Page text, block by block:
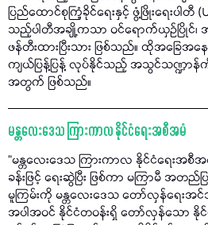
ပြည်ထောင်စုကြံ့ခိုင်ရေးနှင့် ဖွံ့ဖြိုးရေးပါ
သည့်ပါတီအချို့ကသာ ဝင်ရောက်ယှဉ်ပြိုင်
ဖန်တီးထားပြီးသား ဖြစ်သည်။ ထိုအခြေ
ကျယ်ပြန့်ပြန့် လုပ်နိုင်သည့် အသွင်သဏ္ဍာ
အတွက် ဖြစ်သည်။
မန္တလေးဒေသ ကြားကာလ နိုင်ငံရေးအစီအမံ
“မန္တလေးဒေသ ကြားကာလ နိုင်ငံရေးအစီအ
ခန်းဖြင့် ရေးဆွဲပြီး ဖြစ်ကာ မကြာမီ အတည်
မူကြမ်းကို မန္တလေးဒေသ တော်လှန်ရေးအင်အ
အပါအဝင် နိုင်ငံတဝန်းရှိ တော်လှန်သော နိုင်